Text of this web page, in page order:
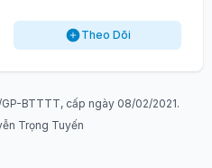
Theo Dõi
BTTTT, cấp ngày 08/02/2021.
Trọng Tuyến